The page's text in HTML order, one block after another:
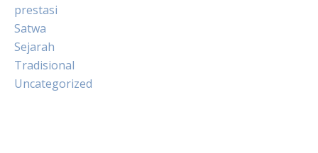
prestasi
Satwa
Sejarah
Tradisional
Uncategorized